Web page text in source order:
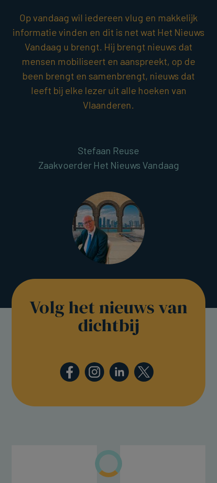
Op vandaag wil iedereen vlug en makkelijk
informatie vinden en dit is net wat Het Nieuws
Vandaag u brengt. Hij brengt nieuws dat
mensen mobiliseert en aanspreekt, op de
been brengt en samenbrengt, nieuws dat
leeft bij elke lezer uit alle hoeken van
Vlaanderen.
Stefaan Reuse
Zaakvoerder Het Nieuws Vandaag
Volg het nieuws van
dichtbij